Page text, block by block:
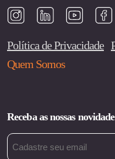
Política de Privacidade
Quem Somos
Receba as nossas
Email